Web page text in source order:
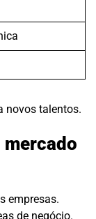
novos talentos.
empresas.
de negócio.